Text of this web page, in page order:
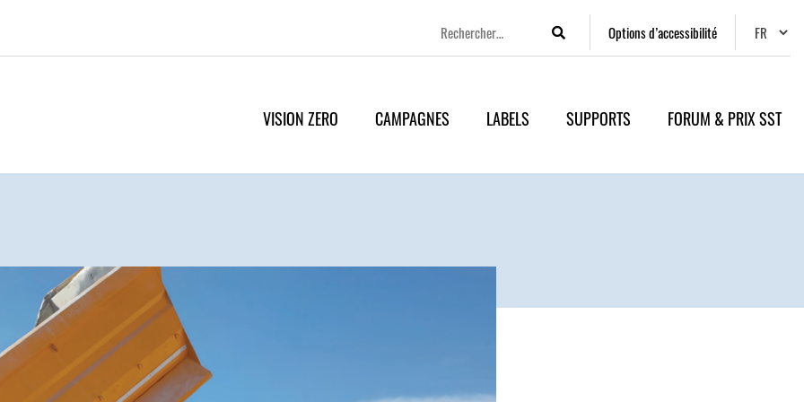
Rechercher Options d’accessibilité
VISION ZERO CAMPAGNES LABELS SUPPORTS FORUM & PRIX SST